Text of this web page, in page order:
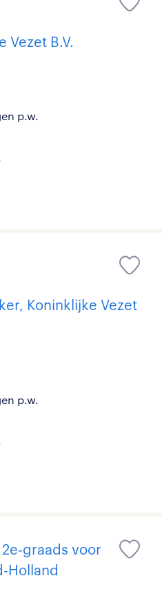
Vezet B.V.
p.w.
Koninklijke Vezet
p.w.
graads voor
Holland